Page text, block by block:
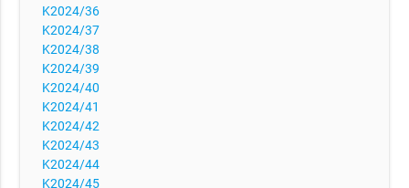
K2024/36
K2024/37
K2024/38
K2024/39
K2024/40
K2024/41
K2024/42
K2024/43
K2024/44
K2024/45